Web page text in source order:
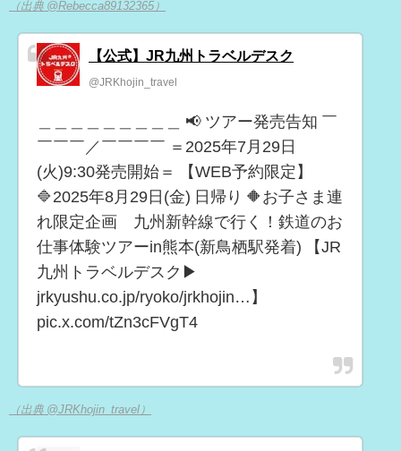
（出典 @Rebecca89132365）
【公式】JR九州トラベルデスク
@JRKhojin_travel
＿＿＿＿＿＿＿＿＿ 📢 ツアー発売告知 ￣
￣￣￣／￣￣￣￣ ＝2025年7月29日
(火)9:30発売開始＝ 【WEB予約限定】
🔷2025年8月29日(金) 日帰り 🔶お子さま連
れ限定企画 九州新幹線で行く！鉄道のお
仕事体験ツアーin熊本(新鳥栖駅発着) 【JR
九州トラベルデスク▶
jrkyushu.co.jp/ryoko/jrkhojin…】
pic.x.com/tZn3cFVgT4
（出典 @JRKhojin_travel）